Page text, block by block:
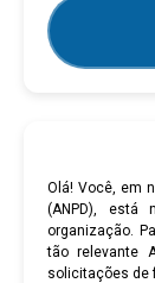
Olá! Você, em
(ANPD), está
organização.
tão relevante
solicitações de